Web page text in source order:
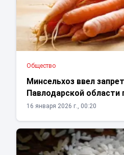
Общество
Минсельхоз ввел
Павлодарской области
16 января 2026 г., 00:20